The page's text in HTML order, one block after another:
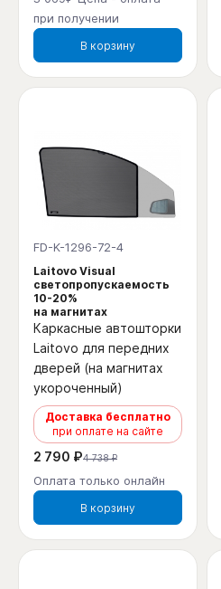
при получении
В корзину
FD-K-1296-72-4
Laitovo Visual
светопропускаемость
10-20%
на магнитах
Каркасные автошторки
Laitovo для передних
дверей (на магнитах
укороченный)
Доставка бесплатно
при оплате на сайте
2 790 ₽4 738 ₽
Оплата только онлайн
В корзину